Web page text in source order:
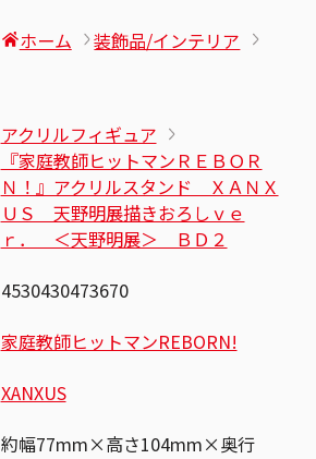
ホーム 装飾品/インテリア
アクリルフィギュア
『家庭教師ヒットマンＲＥＢＯＲ
Ｎ！』アクリルスタンド ＸＡＮＸ
ＵＳ 天野明展描きおろしｖｅ
ｒ． ＜天野明展＞ ＢＤ２
4530430473670
家庭教師ヒットマンREBORN!
XANXUS
約幅77mm×高さ104mm×奥行